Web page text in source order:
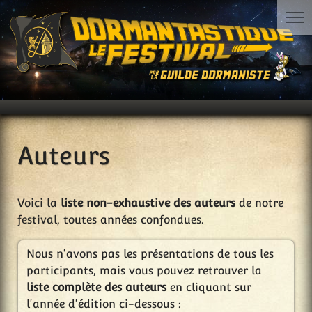
Auteurs
Voici la liste non-exhaustive des auteursde notre
festival, toutes années confondues.
Nous n'avons pas les présentations de tous les
participants, mais vous pouvez retrouver la
liste complète des auteursen cliquant sur
l'année d'édition ci-dessous :